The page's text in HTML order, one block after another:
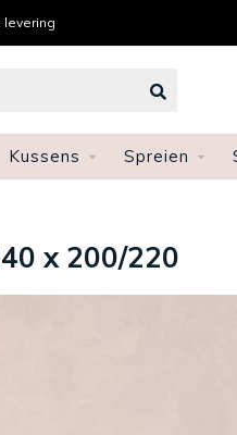
levering
Kussens Spreien
x 200/220